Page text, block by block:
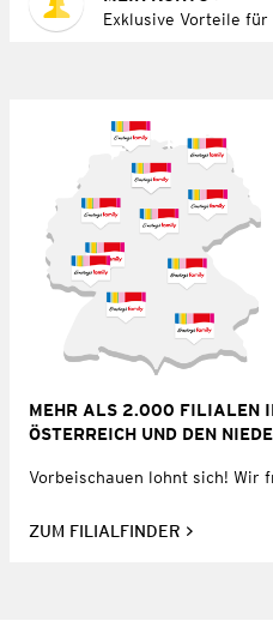
Exklusive Vorteile für
MEHR ALS 2.000 FILIALEN
ÖSTERREICH UND DEN
Vorbeischauen lohnt sich! Wir
ZUM FILIALFINDER